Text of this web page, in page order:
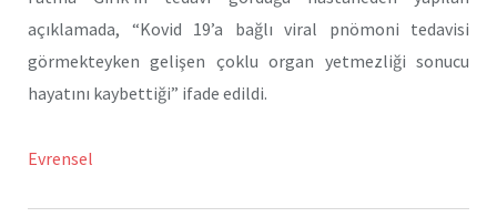
açıklamada, “Kovid 19’a bağlı viral pnömoni tedavisi
görmekteyken gelişen çoklu organ yetmezliği sonucu
hayatını kaybettiği” ifade edildi.
Evrensel